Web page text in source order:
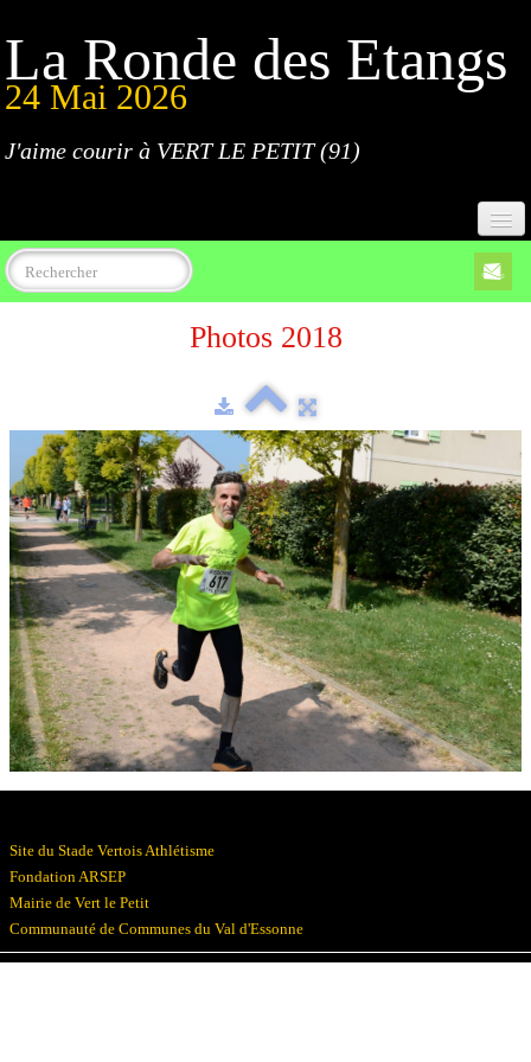
La Ronde des Etangs
24 Mai 2026
J'aime courir à VERT LE PETIT (91)
Accueil
Règlement
Parcours
Résultats
Devenez bénévoles
Partenaires
Photos▼
Photos 2018
Site du Stade Vertois Athlétisme
Fondation ARSEP
Mairie de Vert le Petit
Communauté de Communes du Val d'Essonne